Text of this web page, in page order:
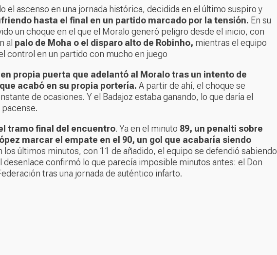
el ascenso en una jornada histórica, decidida en el último suspiro y
hasta el final en un partido marcado por la tensión. En su
un choque en el que el Moralo generó peligro desde el inicio, con
al palo de Moha o el disparo alto de Robinho, mientras el equipo
control en un partido con mucho en juego
propia puerta que adelantó al Moralo tras un intento de
acabó en su propia portería. A partir de ahí, el choque se
de ocasiones. Y el Badajoz estaba ganando, lo que daría el
tramo final del encuentro. Ya en el minuto 89, un penalti sobre
marcar el empate en el 90, un gol que acabaría siendo
los últimos minutos, con 11 de añadido, el equipo se defendió sabiendo
desenlace confirmó lo que parecía imposible minutos antes: el Don
tras una jornada de auténtico infarto.